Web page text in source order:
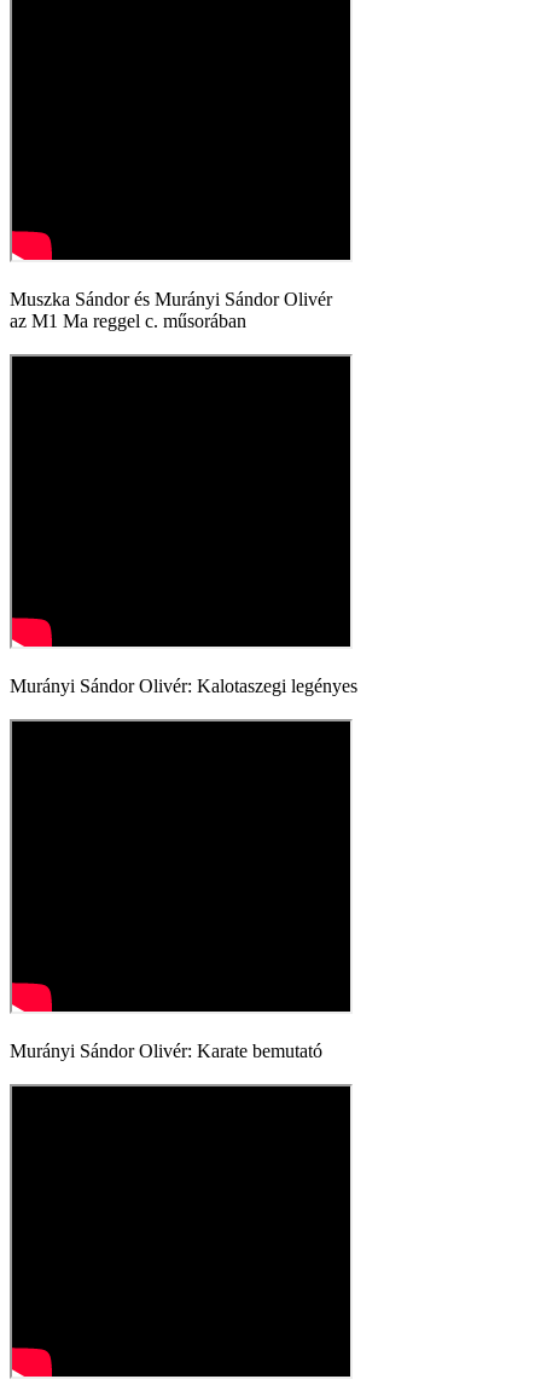
Muszka Sándor és Murányi Sándor Olivér
az M1 Ma reggel c. műsorában
Murányi Sándor Olivér: Kalotaszegi legényes
Murányi Sándor Olivér: Karate bemutató